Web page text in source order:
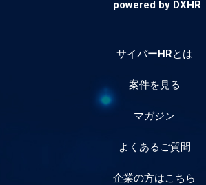
powered by DXHR
サイバーHRとは
案件を見る
マガジン
よくあるご質問
企業の方はこちら